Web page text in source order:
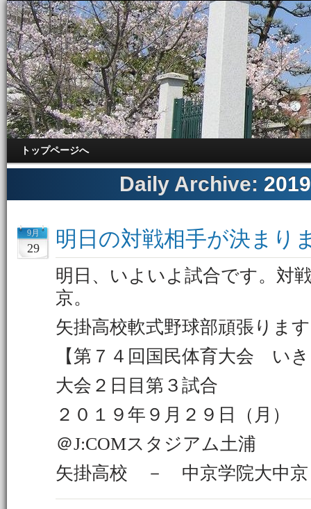
トップページへ
Daily Archive:
9月
29 明日の対戦相手が決まり
明日、いよいよ試合です。対
京。
矢掛高校軟式野球部頑張りま
【第７４回国民体育大会 い
大会２日目第３試合
２０１９年９月２９日（
＠J:COMスタジアム土浦
矢掛高校 － 中京学院大中京